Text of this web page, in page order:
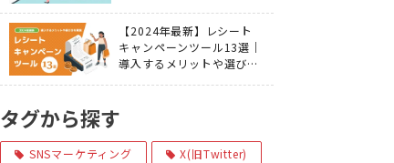
【2024年最新】レシート
キャンペーンツール13選｜
導入するメリットや選び方
タグから探す
SNSマーケティング
X(旧Twitter)